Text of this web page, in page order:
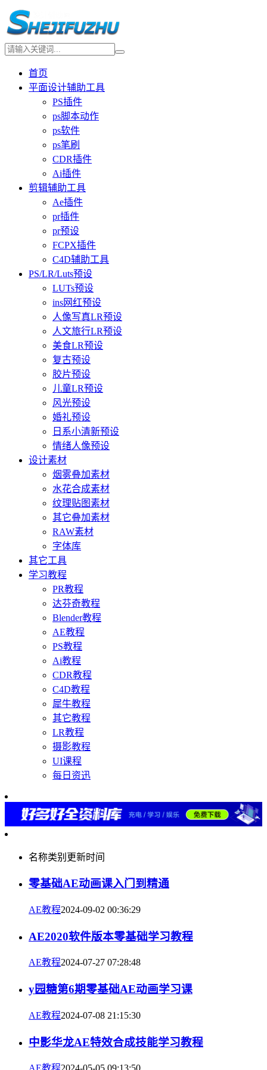
首页
平面设计辅助工具
PS插件
ps脚本动作
ps软件
ps笔刷
CDR插件
Ai插件
剪辑辅助工具
Ae插件
pr插件
pr预设
FCPX插件
C4D辅助工具
PS/LR/Luts预设
LUTs预设
ins网红预设
人像写真LR预设
人文旅行LR预设
美食LR预设
复古预设
胶片预设
儿童LR预设
风光预设
婚礼预设
日系小清新预设
情绪人像预设
设计素材
烟雾叠加素材
水花合成素材
纹理贴图素材
其它叠加素材
RAW素材
字体库
其它工具
学习教程
PR教程
达芬奇教程
Blender教程
AE教程
PS教程
Ai教程
CDR教程
C4D教程
犀牛教程
其它教程
LR教程
摄影教程
UI课程
每日资迅
名称类别 更新时间
零基础AE动画课入门到精通
AE教程2024-09-02 00:36:29
AE2020软件版本零基础学习教程
AE教程2024-07-27 07:28:48
y园糖第6期零基础AE动画学习课
AE教程2024-07-08 21:15:30
中影华龙AE特效合成技能学习教程